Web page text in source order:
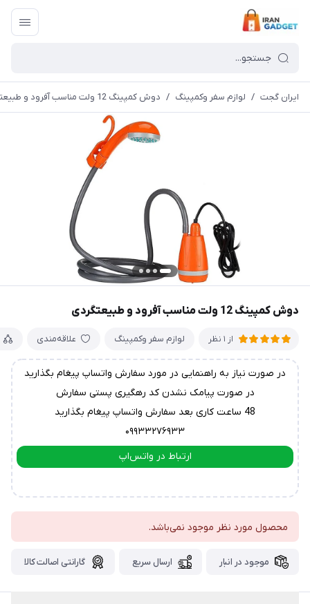
ایران گجت / لوازم سفر وکمپینگ / دوش کمپینگ 12 ولت مناسب آفرود و طبیعتگردی
دوش کمپینگ 12 ولت مناسب آفرود و طبیعتگردی
از 1 نظر لوازم سفر وکمپینگ علاقه‌مندی
در صورت نیاز به راهنمایی در مورد سفارش واتساپ پیغام بگذارید
در صورت پیامک نشدن کد رهگیری پستی سفارش
48 ساعت کاری بعد سفارش واتساپ پیغام بگذارید
۰۹۹۳۳۲۷۶۹۳۳
ارتباط در واتس‌اپ
محصول مورد نظر موجود نمی‌باشد.
موجود در انبار ارسال سریع گارانتی اصالت کالا